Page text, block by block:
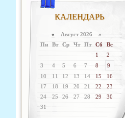
КАЛЕНДАРЬ
« Август 2026 »
Пн
Вт Ср Чт Пт Сб
Вс
1
2
3
4 5 6 7 8
9
10
11 12 13 14 15
16
17
18 19 20 21 22
23
24
25 26 27 28 29
30
31